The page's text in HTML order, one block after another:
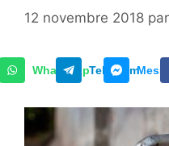
12 novembre 2018 par
WhatsAppTelegram